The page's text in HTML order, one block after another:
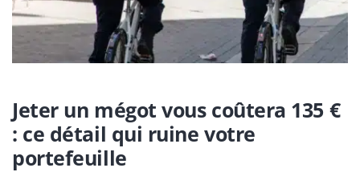
Jeter un mégot vous coûtera 135 €
: ce détail qui ruine votre
portefeuille